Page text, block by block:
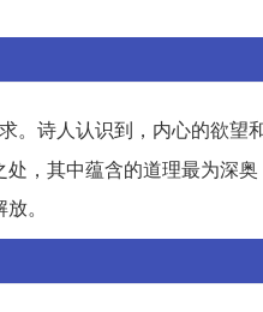
。诗人认识到，内心的欲望
，其中蕴含的道理最为深
。